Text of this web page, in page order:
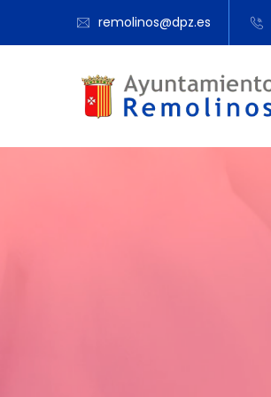
remolinos@dpz.es